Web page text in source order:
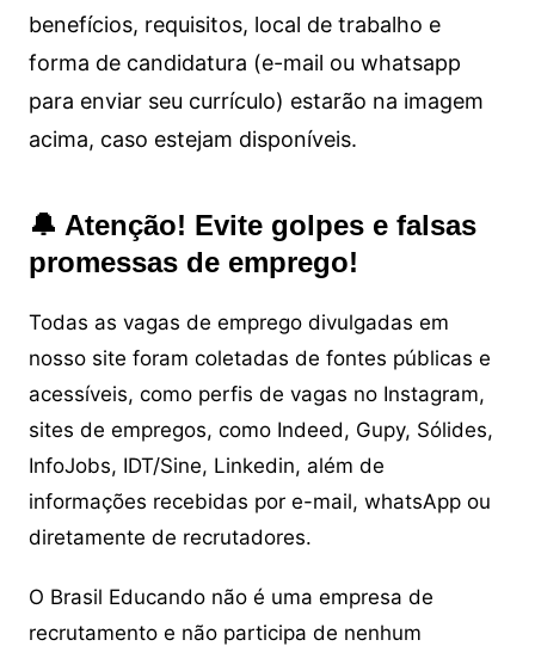
benefícios, requisitos, local de trabalho e
forma de candidatura (e-mail ou whatsapp
para enviar seu currículo) estarão na imagem
acima, caso estejam disponíveis.
🔔 Atenção! Evite golpes e falsas
promessas de emprego!
Todas as vagas de emprego divulgadas em
nosso site foram coletadas de fontes públicas e
acessíveis, como perfis de vagas no Instagram,
sites de empregos, como Indeed, Gupy, Sólides,
InfoJobs, IDT/Sine, Linkedin, além de
informações recebidas por e-mail, whatsApp ou
diretamente de recrutadores.
O Brasil Educando não é uma empresa de
recrutamento e não participa de nenhum